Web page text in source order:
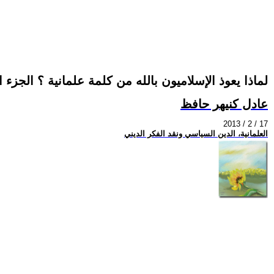
لماذا يعوذ الإسلاميون بالله من كلمة علمانية ؟
عادل كنيهر حافظ
2013 / 2 / 17
العلمانية، الدين السياسي ونقد الفكر الديني